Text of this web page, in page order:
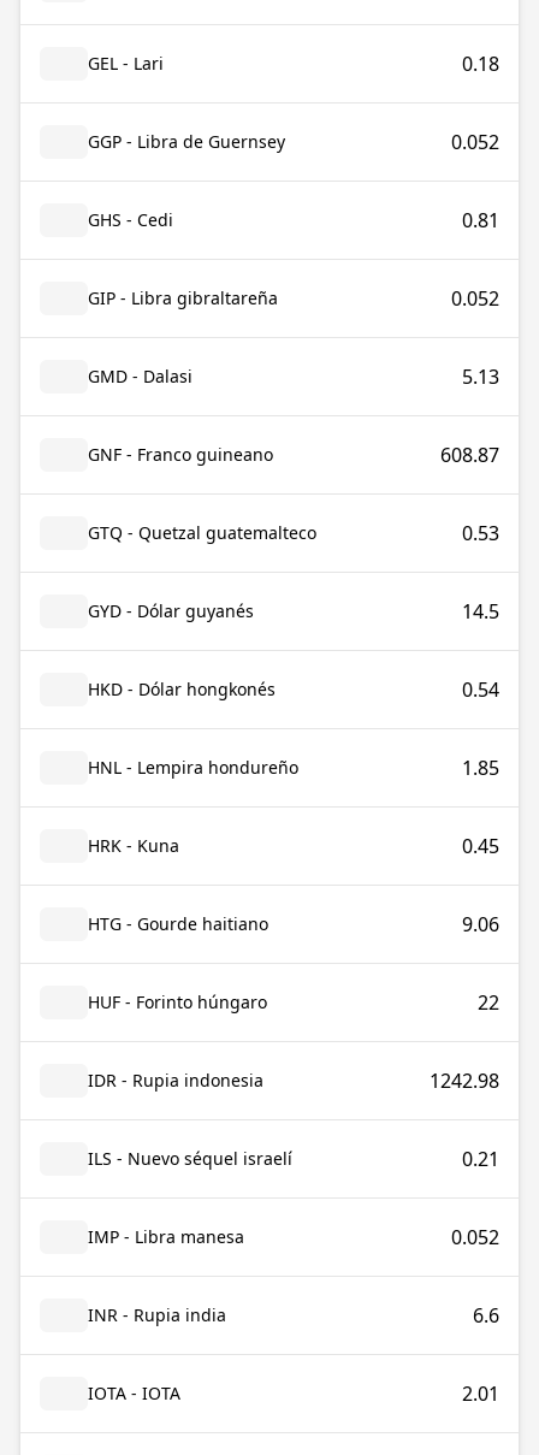
GEL - Lari 0.18
GGP - Libra de Guernsey 0.052
GHS - Cedi 0.81
GIP - Libra gibraltareña 0.052
GMD - Dalasi 5.13
GNF - Franco guineano 608.87
GTQ - Quetzal guatemalteco 0.53
GYD - Dólar guyanés 14.5
HKD - Dólar hongkonés 0.54
HNL - Lempira hondureño 1.85
HRK - Kuna 0.45
HTG - Gourde haitiano 9.06
HUF - Forinto húngaro 22
IDR - Rupia indonesia 1242.98
ILS - Nuevo séquel israelí 0.21
IMP - Libra manesa 0.052
INR - Rupia india 6.6
IOTA - IOTA 2.01